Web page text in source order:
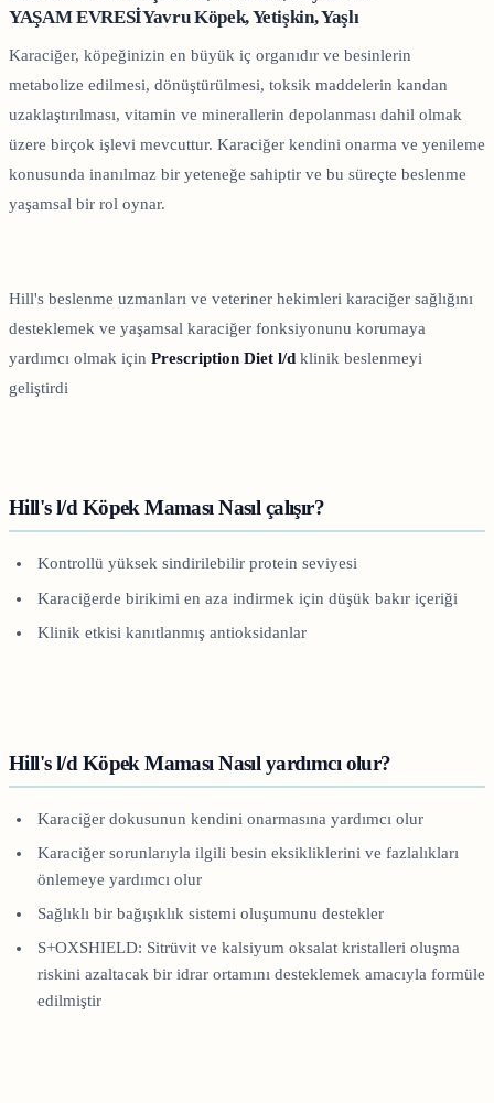
YAŞAM EVRESİYavru Köpek, Yetişkin, Yaşlı
Karaciğer, köpeğinizin en büyük iç organıdır ve besinlerin
metabolize edilmesi, dönüştürülmesi, toksik maddelerin kandan
uzaklaştırılması, vitamin ve minerallerin depolanması dahil olmak
üzere birçok işlevi mevcuttur. Karaciğer kendini onarma ve yenileme
konusunda inanılmaz bir yeteneğe sahiptir ve bu süreçte beslenme
yaşamsal bir rol oynar.
Hill's beslenme uzmanları ve veteriner hekimleri karaciğer sağlığını
desteklemek ve yaşamsal karaciğer fonksiyonunu korumaya
yardımcı olmak için Prescription Diet l/d klinik beslenmeyi
geliştirdi
Hill's l/d Köpek Maması Nasıl çalışır?
Kontrollü yüksek sindirilebilir protein seviyesi
Karaciğerde birikimi en aza indirmek için düşük bakır içeriği
Klinik etkisi kanıtlanmış antioksidanlar
Hill's l/d Köpek Maması Nasıl yardımcı olur?
Karaciğer dokusunun kendini onarmasına yardımcı olur
Karaciğer sorunlarıyla ilgili besin eksikliklerini ve fazlalıkları
önlemeye yardımcı olur
Sağlıklı bir bağışıklık sistemi oluşumunu destekler
S+OXSHIELD: Sitrüvit ve kalsiyum oksalat kristalleri oluşma
riskini azaltacak bir idrar ortamını desteklemek amacıyla formüle
edilmiştir